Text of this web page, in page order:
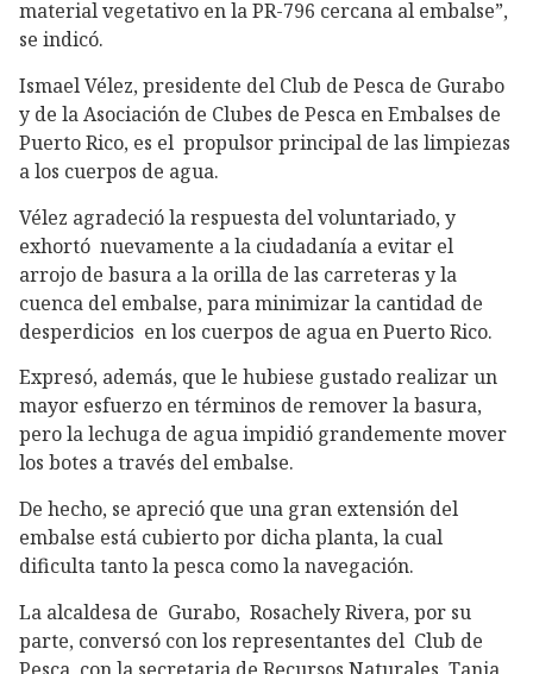
material vegetativo en la PR-796 cercana al embalse”,
se indicó.
Ismael Vélez, presidente del Club de Pesca de Gurabo
y de la Asociación de Clubes de Pesca en Embalses de
Puerto Rico, es el propulsor principal de las limpiezas
a los cuerpos de agua.
Vélez agradeció la respuesta del voluntariado, y
exhortó nuevamente a la ciudadanía a evitar el
arrojo de basura a la orilla de las carreteras y la
cuenca del embalse, para minimizar la cantidad de
desperdicios en los cuerpos de agua en Puerto Rico.
Expresó, además, que le hubiese gustado realizar un
mayor esfuerzo en términos de remover la basura,
pero la lechuga de agua impidió grandemente mover
los botes a través del embalse.
De hecho, se apreció que una gran extensión del
embalse está cubierto por dicha planta, la cual
dificulta tanto la pesca como la navegación.
La alcaldesa de Gurabo, Rosachely Rivera, por su
parte, conversó con los representantes del Club de